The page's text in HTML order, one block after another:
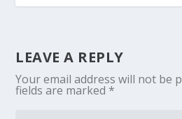
LEAVE A REPLY
Your email address will not be
fields are marked *